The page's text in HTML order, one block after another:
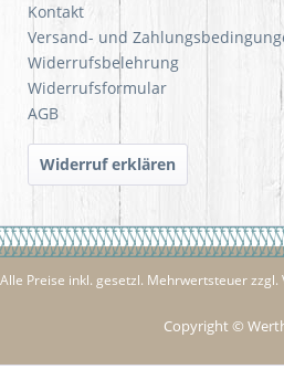
Kontakt
Versand- und
Widerrufsbelehrung
Widerrufsformular
AGB
Widerruf erklären
Preise inkl. gesetzl. Mehrwertsteuer zzgl.
Copyright ©